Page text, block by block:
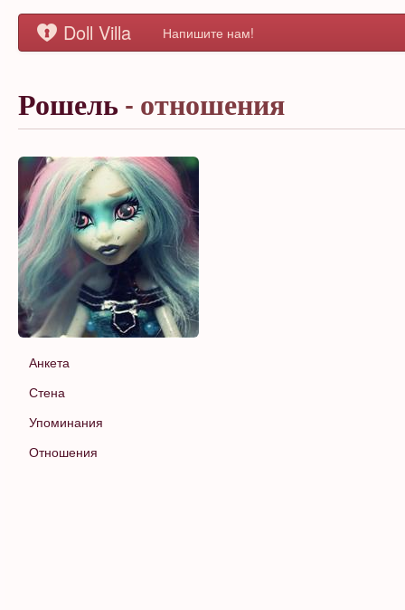
Doll Villa Напишите нам!
Рошель - отношения
Анкета
Стена
Упоминания
Отношения